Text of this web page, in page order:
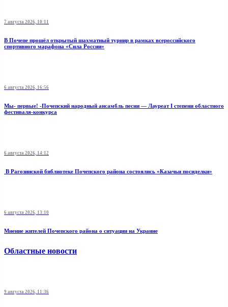
7 августа 2026, 10:11
В Почепе прошёл открытый шахматный турнир в рамках всероссийского
спортивного марафона «Сила России»
6 августа 2026, 16:56
Мы- первые! -Почепский народный ансамбль песни — Лауреат I степени областного
фестиваля-конкурса
6 августа 2026, 14:12
В Рагозинской библиотеке Почепского района состоялись «Казачьи посиделки»
6 августа 2026, 13:10
Мнение жителей Почепского района о ситуации на Украине
Областные новости
9 августа 2026, 11:36